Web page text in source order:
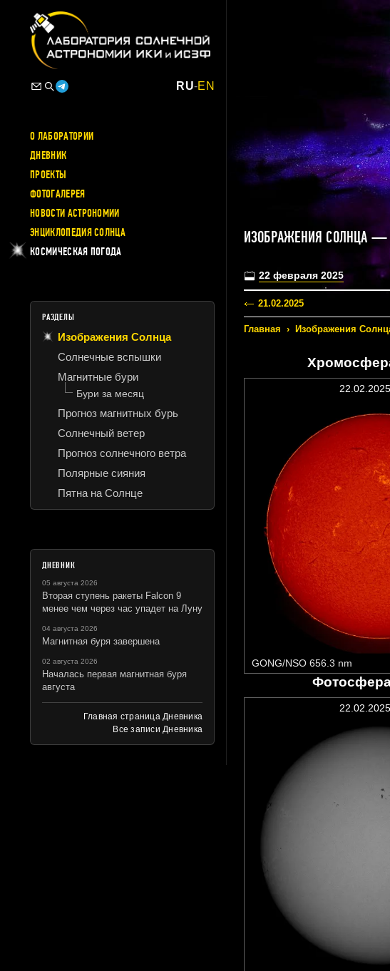
RU-EN
О ЛАБОРАТОРИИ
ДНЕВНИК
ПРОЕКТЫ
ФОТОГАЛЕРЕЯ
НОВОСТИ АСТРОНОМИИ
ЭНЦИКЛОПЕДИЯ СОЛНЦА
КОСМИЧЕСКАЯ ПОГОДА
РАЗДЕЛЫ
Изображения Солнца
Солнечные вспышки
Магнитные бури
Бури за месяц
Прогноз магнитных бурь
Солнечный ветер
Прогноз солнечного ветра
Полярные сияния
Пятна на Солнце
ДНЕВНИК
05 августа 2026
Вторая ступень ракеты Falcon 9
менее чем через час упадет на Луну
04 августа 2026
Магнитная буря завершена
02 августа 2026
Началась первая магнитная буря
августа
Главная страница Дневника
Все записи Дневника
ИЗОБРАЖЕНИЯ СОЛНЦА —
22 февраля 2025
21.02.2025
Главная › Изображения
GONG/NSO 656.3 nm